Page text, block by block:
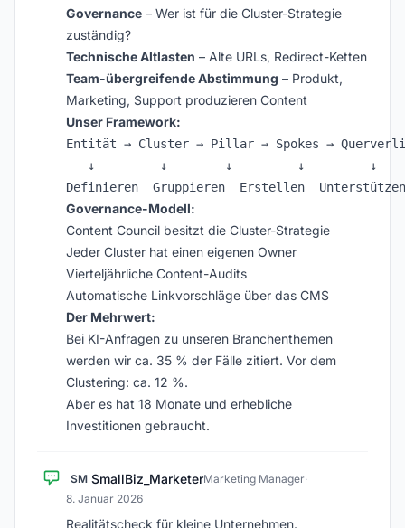
Governance – Wer ist für die Cluster-Strategie
zuständig?
Technische Altlasten – Alte URLs, Redirect-Ketten
Team-übergreifende Abstimmung – Produkt,
Marketing, Support produzieren Content
Unser Framework:
Entität → Cluster → Pillar → Spokes →
   ↓         ↓        ↓         ↓         ↓
Governance-Modell:
Content Council besitzt die Cluster-Strategie
Jeder Cluster hat einen eigenen Owner
Vierteljährliche Content-Audits
Automatische Linkvorschläge über das CMS
Der Mehrwert:
Bei KI-Anfragen zu unseren Branchenthemen
werden wir ca. 35 % der Fälle zitiert. Vor dem
Clustering: ca. 12 %.
Aber es hat 18 Monate und erhebliche
Investitionen gebraucht.
SM SmallBiz_MarketerMarketing Manager·
8. Januar 2026
Realitätscheck für kleine Unternehmen.